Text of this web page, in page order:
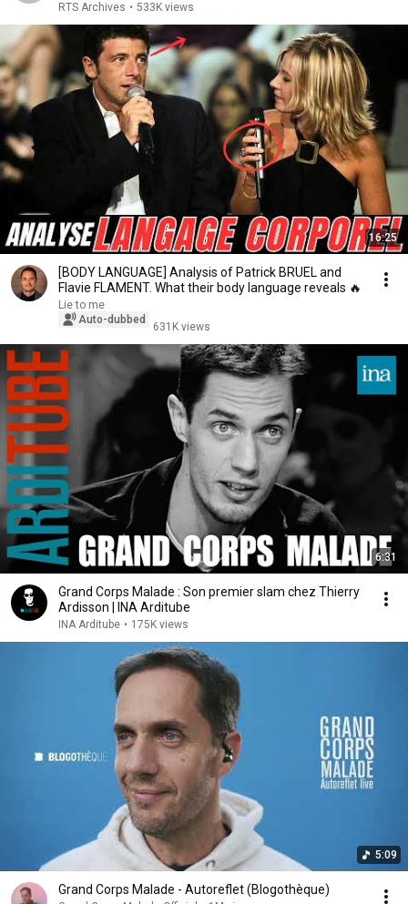
RTS Archives • 533K views
16:25
[BODY LANGUAGE] Analysis of Patrick BRUEL and
Flavie FLAMENT. What their body language reveals 🔥
Lie to me
Auto-dubbed
631K views
6:31
Grand Corps Malade : Son premier slam chez Thierry
Ardisson | INA Arditube
INA Arditube • 175K views
5:09
Grand Corps Malade - Autoreflet (Blogothèque)